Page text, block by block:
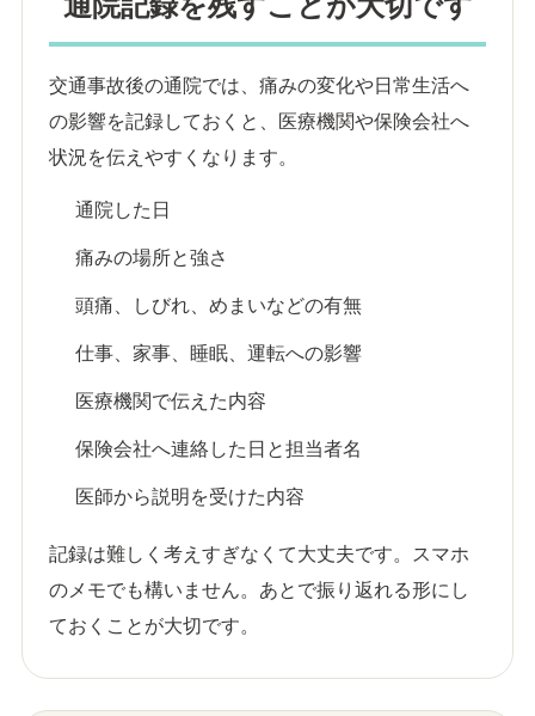
交通事故後の通院では、痛みの変化や日常生活へ
の影響を記録しておくと、医療機関や保険会社へ
状況を伝えやすくなります。
通院した日
痛みの場所と強さ
頭痛、しびれ、めまいなどの有無
仕事、家事、睡眠、運転への影響
医療機関で伝えた内容
保険会社へ連絡した日と担当者名
医師から説明を受けた内容
記録は難しく考えすぎなくて大丈夫です。スマホ
のメモでも構いません。あとで振り返れる形にし
ておくことが大切です。